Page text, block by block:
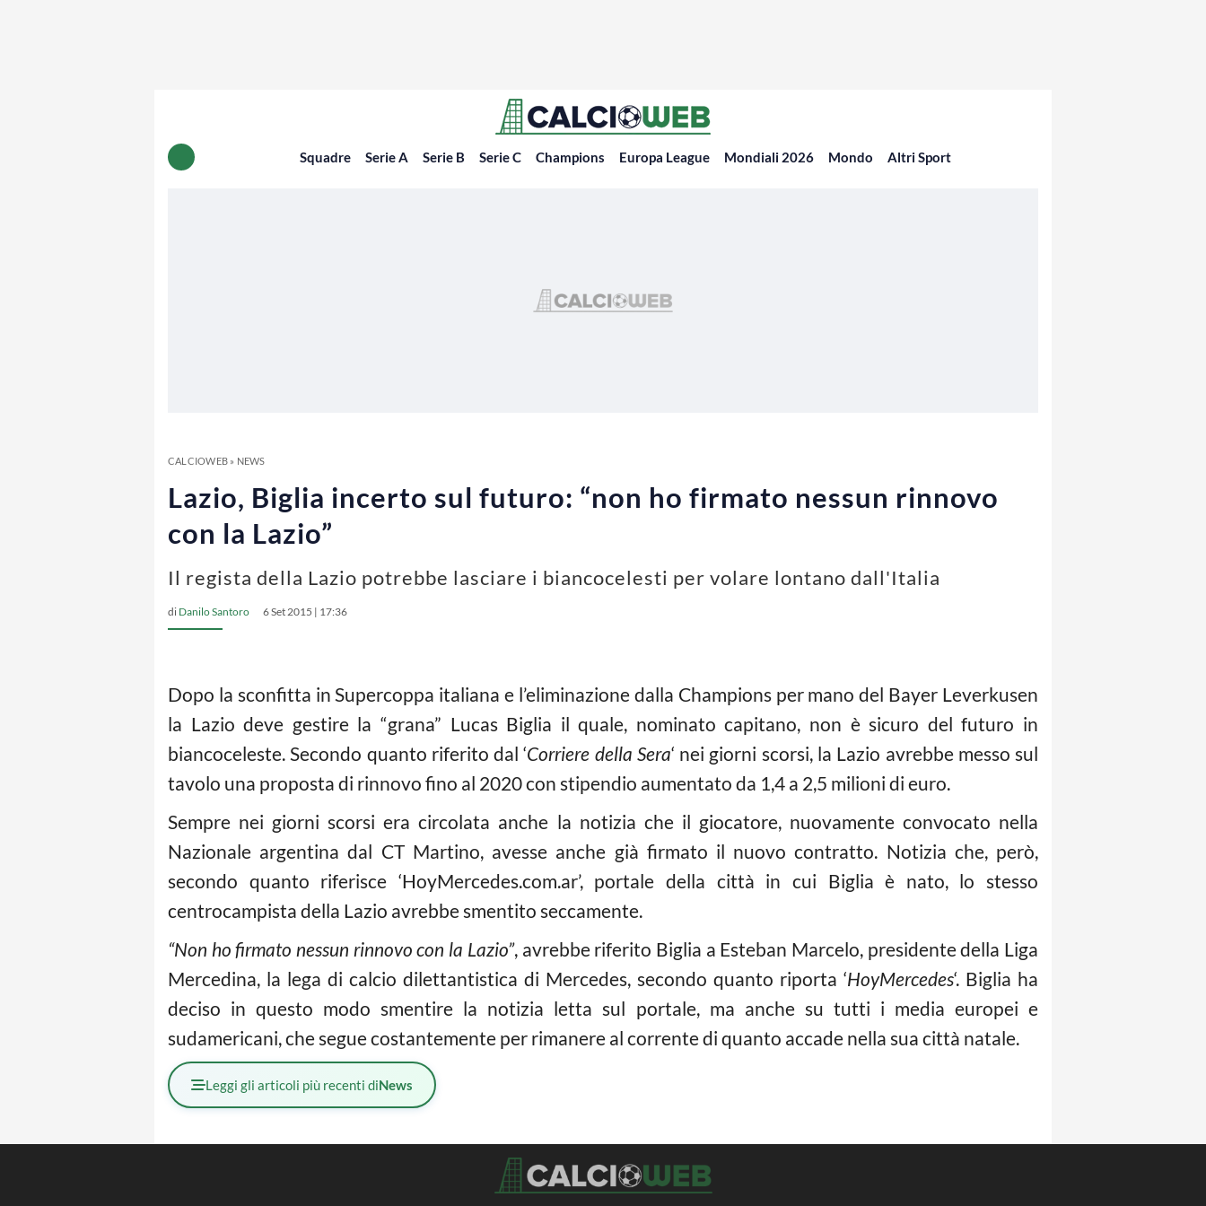
Squadre Serie A Serie B Serie C Champions Europa League Mondiali 2026 Mondo Altri Sport
CALCIOWEB» NEWS
Lazio, Biglia incerto sul futuro: “non ho firmato nessun rinnovo
con la Lazio”
Il regista della Lazio potrebbe lasciare i biancocelesti per volare lontano dall'Italia
di Danilo Santoro 6 Set 2015 | 17:36
Dopo la sconfitta in Supercoppa italiana e l’eliminazione dalla Champions per mano del Bayer Leverkusen
la Lazio deve gestire la “grana” Lucas Biglia il quale, nominato capitano, non è sicuro del futuro in
biancoceleste. Secondo quanto riferito dal ‘Corriere della Sera‘ nei giorni scorsi, la Lazio avrebbe messo sul
tavolo una proposta di rinnovo fino al 2020 con stipendio aumentato da 1,4 a 2,5 milioni di euro.
Sempre nei giorni scorsi era circolata anche la notizia che il giocatore, nuovamente convocato nella
Nazionale argentina dal CT Martino, avesse anche già firmato il nuovo contratto. Notizia che, però,
secondo quanto riferisce ‘HoyMercedes.com.ar’, portale della città in cui Biglia è nato, lo stesso
centrocampista della Lazio avrebbe smentito seccamente.
“Non ho firmato nessun rinnovo con la Lazio”, avrebbe riferito Biglia a Esteban Marcelo, presidente della Liga
Mercedina, la lega di calcio dilettantistica di Mercedes, secondo quanto riporta ‘HoyMercedes‘. Biglia ha
deciso in questo modo smentire la notizia letta sul portale, ma anche su tutti i media europei e
sudamericani, che segue costantemente per rimanere al corrente di quanto accade nella sua città natale.
Leggi gli articoli più recenti diNews